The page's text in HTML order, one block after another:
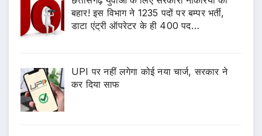
बहार! इस विभाग ने 1235 पदों पर बम्पर भर्ती,
डाटा एंट्री ऑपरेटर के ही 400 पद…
UPI पर नहीं लगेगा कोई नया चार्ज, सरकार ने
कर दिया साफ